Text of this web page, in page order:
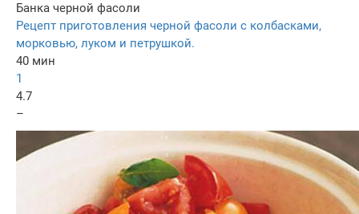
Банка черной фасоли
Рецепт приготовления черной фасоли с колбасками,
морковью, луком и петрушкой.
40 мин
1
4.7
–